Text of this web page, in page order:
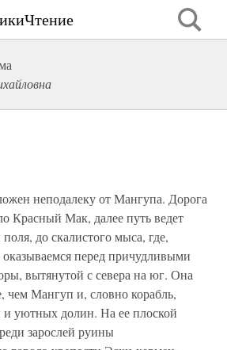
неподалеку от Мангупа. Дорога
Красный Мак, далее путь ведет
до скалистого мыса, где,
перед причудливыми
вытянутой с севера на юг. Она
Мангуп и, словно корабль,
и уютных долин. На ее плоской
зарослей руины